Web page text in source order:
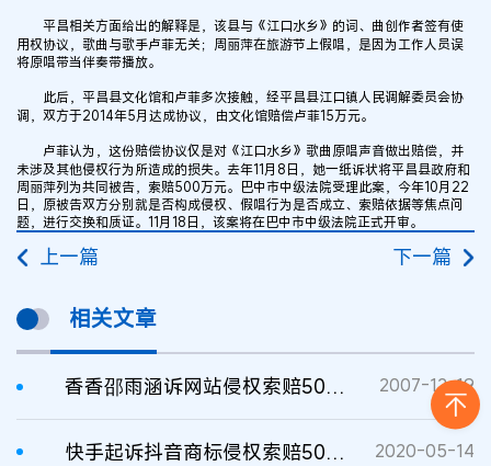
平昌相关方面给出的解释是，该县与《江口水乡》的词、曲创作者签有使
用权协议，歌曲与歌手卢菲无关；周丽萍在旅游节上假唱，是因为工作人员误
将原唱带当伴奏带播放。
此后，平昌县文化馆和卢菲多次接触，经平昌县江口镇人民调解委员会协
调，双方于2014年5月达成协议，由文化馆赔偿卢菲15万元。
卢菲认为，这份赔偿协议仅是对《江口水乡》歌曲原唱声音做出赔偿，并
未涉及其他侵权行为所造成的损失。去年11月8日，她一纸诉状将平昌县政府和
周丽萍列为共同被告，索赔500万元。巴中市中级法院受理此案，今年10月22
日，原被告双方分别就是否构成侵权、假唱行为是否成立、索赔依据等焦点问
题，进行交换和质证。11月18日，该案将在巴中市中级法院正式开审。
上一篇 下一篇
相关文章
香香邵雨涵诉网站侵权索赔500万元案近日开审 2007-12-19
快手起诉抖音商标侵权索赔500万元，抖音回应…… 2020-05-14